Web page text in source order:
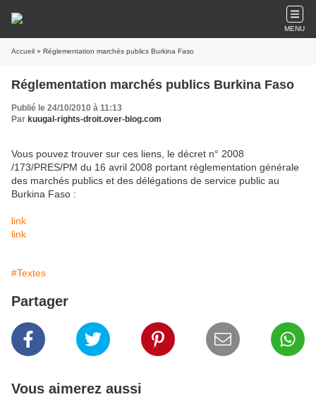
MENU
Accueil » Réglementation marchés publics Burkina Faso
Réglementation marchés publics Burkina Faso
Publié le 24/10/2010 à 11:13
Par kuugal-rights-droit.over-blog.com
Vous pouvez trouver sur ces liens, le décret n° 2008
/173/PRES/PM du 16 avril 2008 portant règlementation générale
des marchés publics et des délégations de service public au
Burkina Faso :
link
link
#Textes
Partager
Vous aimerez aussi